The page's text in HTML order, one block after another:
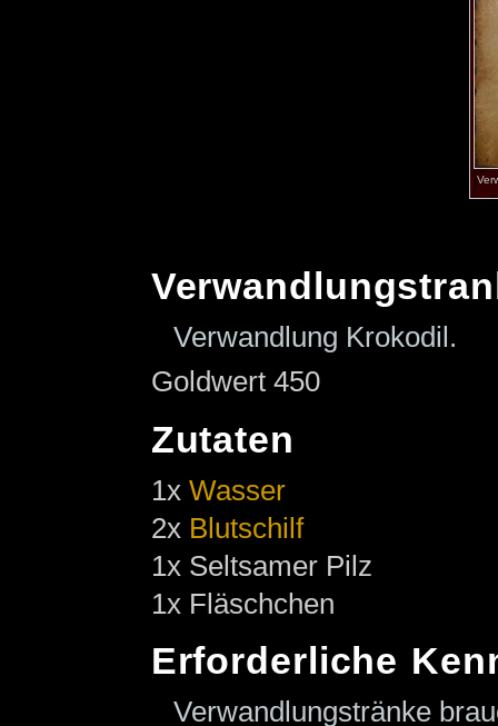
Verwandlung Krokodil.
Goldwert 450
Zutaten
1x Wasser
2x Blutschilf
1x Seltsamer Pilz
1x Fläschchen
Erforderliche
Verwandlungstränke